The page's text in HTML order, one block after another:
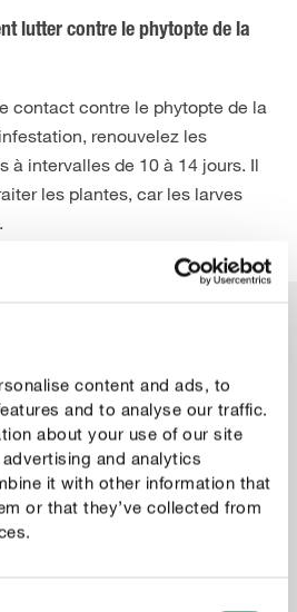
content and ads, to
and to analyse our traffic.
about your use of our site
and analytics
it with other information that
or that they’ve collected from
lutter contre le phytopte de la
contact contre le phytopte de la
renouvelez les
à intervalles de 10 à 14 jours. Il
les plantes, car les larves